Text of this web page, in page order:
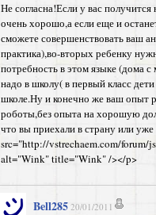
Не согласна!Если у вас
очень хорошо,а если еще и
сможете совершенствовать ваш
практика),во-вторых ребенку
потребность в этом языке (дома
надо в школу( в первый класс
школе.Ну и конечно же ваш опыт
роботы,без опыта на хорошую
что вы приехали в страну или
src="http://vstrechaem.com/
alt="Wink" title="Wink" /></p>
Bell285 20/01/2011